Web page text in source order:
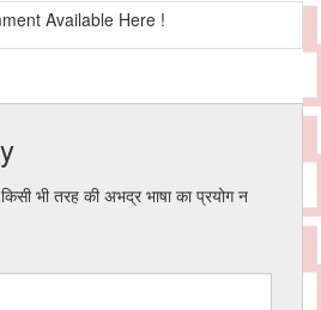
Available Here !
भी तरह की अभद्र भाषा का प्रयोग न